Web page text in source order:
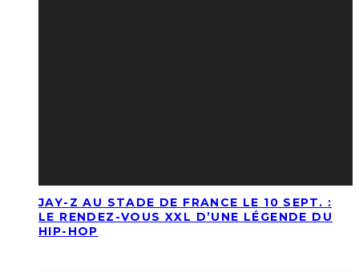
JAY-Z AU STADE DE FRANCE LE 10 SEPT. :
LE RENDEZ-VOUS XXL D’UNE LÉGENDE DU
HIP-HOP